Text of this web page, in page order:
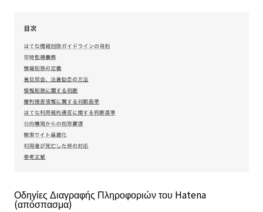
Οδηγίες Διαγραφής Πληροφοριών του Hatena
(απόσπασμα)